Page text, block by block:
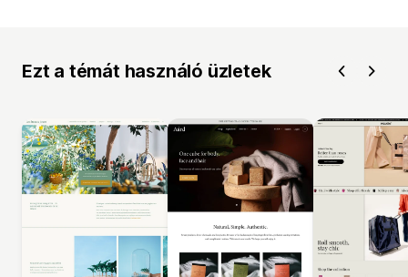
Ezt a témát használó üzletek